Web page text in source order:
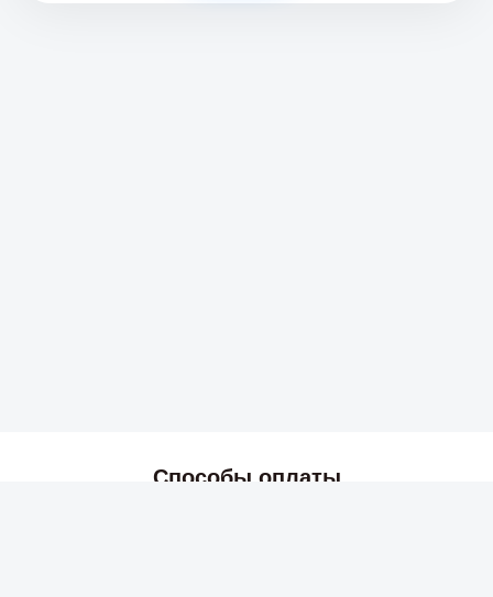
Способы оплаты